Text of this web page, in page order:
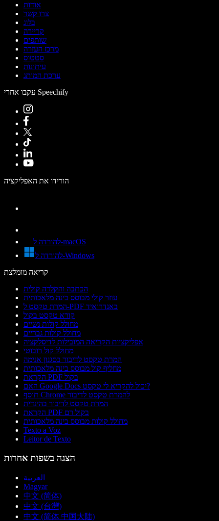
אודות
צרו קשר
בלוג
קריירה
שותפים
מרכז העזרה
סטטוס
עיתונות
ערכת המותג
עקבו אחרי Speechify
הורידו את האפליקציה
להורדה ל-macOS
להורדה ל-Windows
קריאה מומלצת
הכתבה והקלדה קולית
עוזר קולי מבוסס בינה מלאכותית
המרת טקסט ל-PDF באנדרואיד
קורא טקסט בקול
מחולל קולות נשיים
מחולל קולות גבריים
אפליקציות הקריאה המובילות לדיסלקציה
מחולל קול רובוטי
המרת טקסט לדיבור בסגנון אנימה
מחליף קול מבוסס בינה מלאכותית
הקראת PDF בקול
האם Google Docs יכול להקריא לי טקסט?
תוסף Chrome להמרת טקסט לדיבור
המרת טקסט לדיבור בהינדית
הקראת PDF בקול רם
מחולל קולות מבוסס בינה מלאכותית
Texto a Voz
Leitor de Texto
הצגה בשפות אחרות
العربية
Magyar
中文 (简体)
中文 (台灣)
中文 (简体 中国大陆)